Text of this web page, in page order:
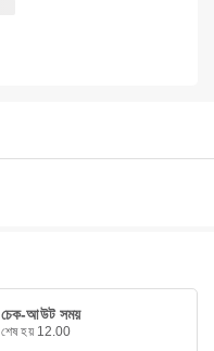
চেক-আউট সময়
শেষ হয় 12.00